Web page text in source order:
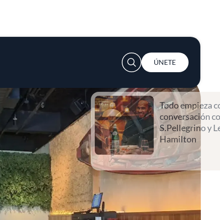
ÚNETE
Todo empieza con una
conversación con
S.Pellegrino y Lewis
Hamilton